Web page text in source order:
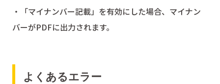
・「マイナンバー記載」を有効にした場合、マイナン
バーがPDFに出力されます。
よくあるエラー